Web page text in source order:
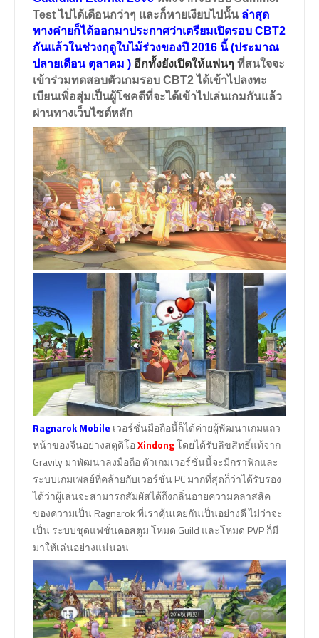
Testไปได้เดือนกว่าๆ และก็หายเงียบไปนั้น ล่าสุด
ทางค่ายก็ได้ออกมาประกาศว่าเตรียมเปิดรอบ CBT2
กันแล้วในช่วงฤดูใบไม้ร่วงของปี 2016 นี้ (ประมาณ
ปลายเดือน ตุลาคม ) อีกทั้งยังเปิดให้แฟนๆ ที่สนใจจะ
เข้าร่วมทดสอบตัวเกมรอบ CBT2ได้เข้าไปลงทะ
เบียนเพิ่อสุ่มเป็นผู้โชคดีที่จะได้เข้าไปเล่นเกมกันแล้ว
ผ่านทางเว็บไซต์หลัก
Ragnarok Mobile เวอร์ชั่นมือถือนี้ก็ได้ค่ายผู้พัฒนาเกมแถว
หน้าของจีนอย่างสตูดิโอXindongโดยได้รับลิขสิทธิ์แท้จาก
Gravity มาพัฒนาลงมือถือ ตัวเกมเวอร์ชั่นนี้จะมีกราฟิกและ
ระบบเกมเพลย์ที่คล้ายกับเวอร์ชั่น PC มากที่สุดก็ว่าได้รับรอง
ได้ว่าผู้เล่นจะสามารถสัมผัสได้ถึงกลิ่นอายความคลาสสิค
ของความเป็น Ragnarok ที่เราคุ้นเคยกันเป็นอย่างดี ไม่ว่าจะ
เป็น ระบบชุดแฟชั่นคอสตูม โหมด Guild และโหมด PVP ก็มี
มาให้เล่นอย่างแน่นอน